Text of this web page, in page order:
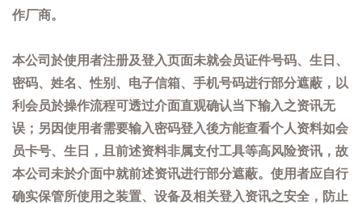
作厂商。
本公司於使用者注册及登入页面未就会员证件号码、生日、
密码、姓名、性别、电子信箱、手机号码进行部分遮蔽，以
利会员於操作流程可透过介面直观确认当下输入之资讯无
误；另因使用者需要输入密码登入後方能查看个人资料如会
员卡号、生日，且前述资料非属支付工具等高风险资讯，故
本公司未於介面中就前述资讯进行部分遮蔽。使用者应自行
确实保管所使用之装置、设备及相关登入资讯之安全，防止